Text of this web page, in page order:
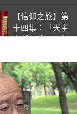
【信仰之旅】第
十四集：「天主
十誡(下)」—金
【信仰之旅】第
十三集：「天主
十誡(上)」—金
毓瑋 神父